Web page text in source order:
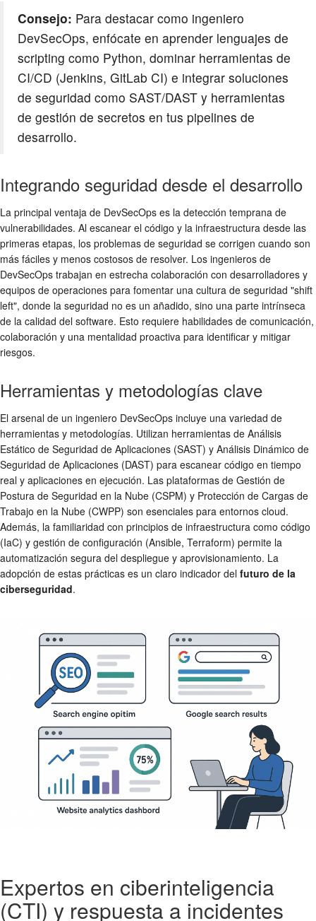
Consejo: Para destacar como ingeniero
DevSecOps, enfócate en aprender lenguajes de
scripting como Python, dominar herramientas de
CI/CD (Jenkins, GitLab CI) e integrar soluciones
de seguridad como SAST/DAST y herramientas
de gestión de secretos en tus pipelines de
desarrollo.
Integrando seguridad desde el desarrollo
La principal ventaja de DevSecOps es la detección temprana de
vulnerabilidades. Al escanear el código y la infraestructura desde las
primeras etapas, los problemas de seguridad se corrigen cuando son
más fáciles y menos costosos de resolver. Los ingenieros de
DevSecOps trabajan en estrecha colaboración con desarrolladores y
equipos de operaciones para fomentar una cultura de seguridad "shift
left", donde la seguridad no es un añadido, sino una parte intrínseca
de la calidad del software. Esto requiere habilidades de comunicación,
colaboración y una mentalidad proactiva para identificar y mitigar
riesgos.
Herramientas y metodologías clave
El arsenal de un ingeniero DevSecOps incluye una variedad de
herramientas y metodologías. Utilizan herramientas de Análisis
Estático de Seguridad de Aplicaciones (SAST) y Análisis Dinámico de
Seguridad de Aplicaciones (DAST) para escanear código en tiempo
real y aplicaciones en ejecución. Las plataformas de Gestión de
Postura de Seguridad en la Nube (CSPM) y Protección de Cargas de
Trabajo en la Nube (CWPP) son esenciales para entornos cloud.
Además, la familiaridad con principios de infraestructura como código
(IaC) y gestión de configuración (Ansible, Terraform) permite la
automatización segura del despliegue y aprovisionamiento. La
adopción de estas prácticas es un claro indicador del futuro de la
ciberseguridad.
Expertos en ciberinteligencia
(CTI) y respuesta a incidentes